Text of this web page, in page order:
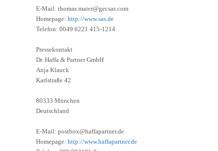
E-Mail: thomas.maier@ger.sas.com
Homepage: http://www.sas.de
Telefon: 0049 6221 415-1214
Pressekontakt
Dr. Haffa & Partner GmbH
Anja Klauck
Karlstraße 42
80333 München
Deutschland
E-Mail: postbox@haffapartner.de
Homepage: http://www.haffapartner.de